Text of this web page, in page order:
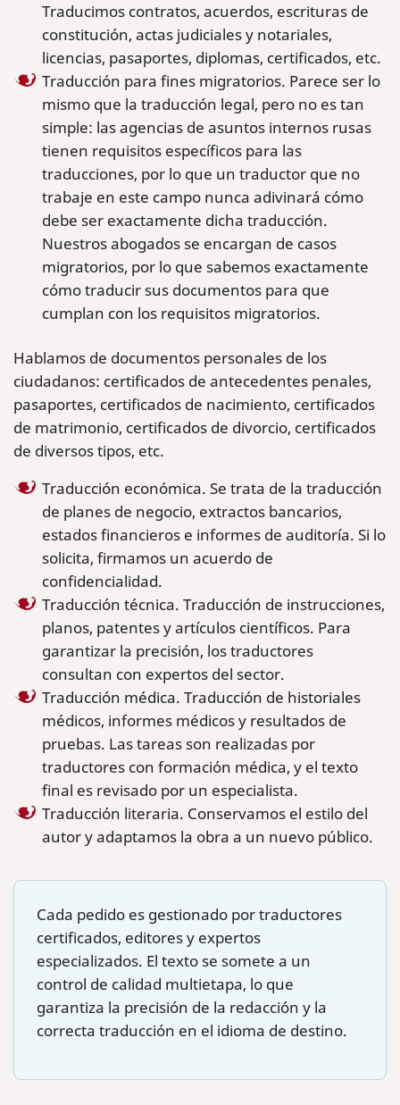
Traducimos contratos, acuerdos, escrituras de
constitución, actas judiciales y notariales,
licencias, pasaportes, diplomas, certificados, etc.
Traducción para fines migratorios. Parece ser lo
mismo que la traducción legal, pero no es tan
simple: las agencias de asuntos internos rusas
tienen requisitos específicos para las
traducciones, por lo que un traductor que no
trabaje en este campo nunca adivinará cómo
debe ser exactamente dicha traducción.
Nuestros abogados se encargan de casos
migratorios, por lo que sabemos exactamente
cómo traducir sus documentos para que
cumplan con los requisitos migratorios.
Hablamos de documentos personales de los
ciudadanos: certificados de antecedentes penales,
pasaportes, certificados de nacimiento, certificados
de matrimonio, certificados de divorcio, certificados
de diversos tipos, etc.
Traducción económica. Se trata de la traducción
de planes de negocio, extractos bancarios,
estados financieros e informes de auditoría. Si lo
solicita, firmamos un acuerdo de
confidencialidad.
Traducción técnica. Traducción de instrucciones,
planos, patentes y artículos científicos. Para
garantizar la precisión, los traductores
consultan con expertos del sector.
Traducción médica. Traducción de historiales
médicos, informes médicos y resultados de
pruebas. Las tareas son realizadas por
traductores con formación médica, y el texto
final es revisado por un especialista.
Traducción literaria. Conservamos el estilo del
autor y adaptamos la obra a un nuevo público.
Cada pedido es gestionado por traductores
certificados, editores y expertos
especializados. El texto se somete a un
control de calidad multietapa, lo que
garantiza la precisión de la redacción y la
correcta traducción en el idioma de destino.